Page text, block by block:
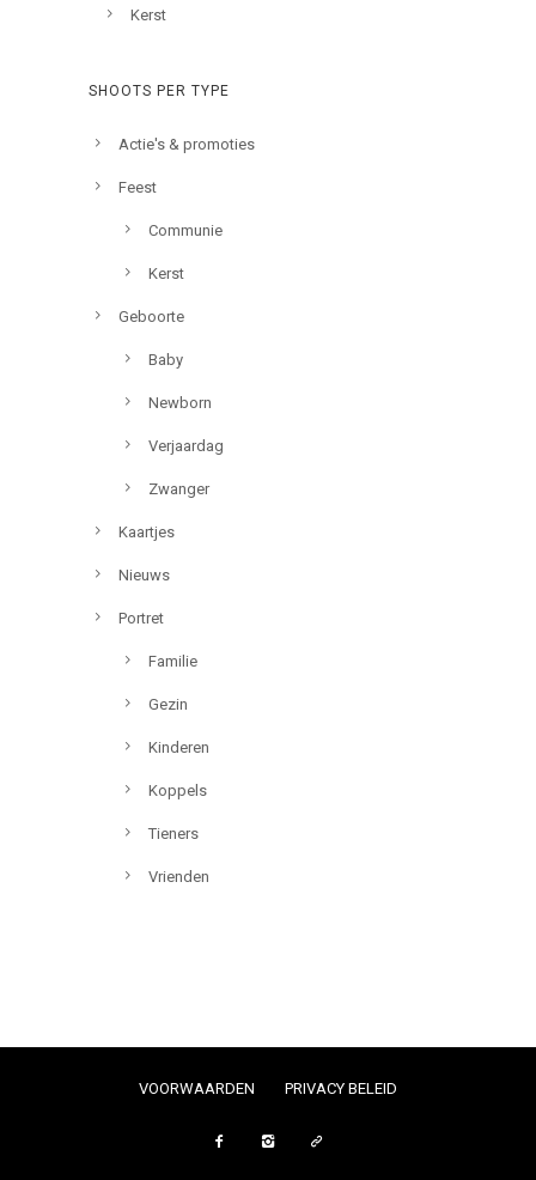
Kerst
SHOOTS PER TYPE
Actie's & promoties
Feest
Communie
Kerst
Geboorte
Baby
Newborn
Verjaardag
Zwanger
Kaartjes
Nieuws
Portret
Familie
Gezin
Kinderen
Koppels
Tieners
Vrienden
VOORWAARDEN PRIVACY BELEID